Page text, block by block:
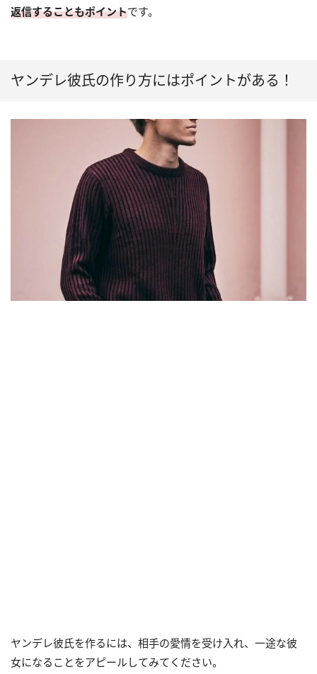
返信することもポイントです。
ヤンデレ彼氏の作り方にはポイントがある！
ヤンデレ彼氏を作るには、相手の愛情を受け入れ、一途な彼
女になることをアピールしてみてください。